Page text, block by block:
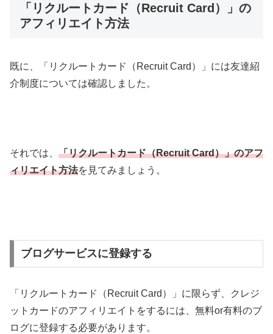
「リクルートカード（Recruit Card）」の
アフィリエイト方法
既に、「リクルートカード（Recruit Card）」には友達紹
介制度については確認しました。
それでは、 「リクルートカード（Recruit Card）」のアフ
ィリエイト方法を見てみましょう。
ブログサービスに登録する
「リクルートカード（Recruit Card）」に限らず、クレジ
ットカードのアフィリエイトをするには、無料or有料のブ
ログに登録する必要があります。